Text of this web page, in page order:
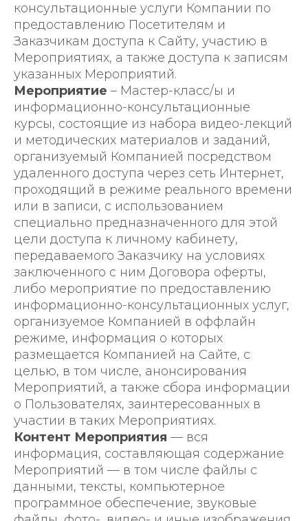
консультационные услуги Компании по
предоставлению Посетителям и
Заказчикам доступа к Сайту, участию в
Мероприятиях, а также доступа к записям
указанных Мероприятий.
Мероприятие – Мастер-класс/ы и
информационно-консультационные
курсы, состоящие из набора видео-лекций
и методических материалов и заданий,
организуемый Компанией посредством
удаленного доступа через сеть Интернет,
проходящий в режиме реального времени
или в записи, с использованием
специально предназначенного для этой
цели доступа к личному кабинету,
передаваемого Заказчику на условиях
заключенного с ним Договора оферты,
либо мероприятие по предоставлению
информационно-консультационных услуг,
организуемое Компанией в оффлайн
режиме, информация о которых
размещается Компанией на Сайте, с
целью, в том числе, анонсирования
Мероприятий, а также сбора информации
о Пользователях, заинтересованных в
участии в таких Мероприятиях.
Контент Мероприятия — вся
информация, составляющая содержание
Мероприятий — в том числе файлы с
данными, тексты, компьютерное
программное обеспечение, звуковые